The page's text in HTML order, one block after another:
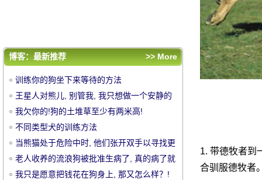
中
1. 带德牧者到
合驯服德牧者
评论排行
不同类型犬的训练方法
当熊猫处于危险中时, 他们张开双手以寻找更
大的相互威慑。太可爱了 ~
老人收养的流浪狗被批准生病了, 真的病了就
是不闭嘴的人
我只是愿意把钱花在狗身上, 那又怎么样？!
博客：最新推荐 >> More
训练你的狗坐下来等待的方法
王星人对熊儿, 别管我, 我只想做一个安静的
狗子!
我欠你的!狗的土堆草至少有两米高!
不同类型犬的训练方法
当熊猫处于危险中时, 他们张开双手以寻找更
大的相互威慑。太可爱了 ~
老人收养的流浪狗被批准生病了, 真的病了就
是不闭嘴的人
我只是愿意把钱花在狗身上, 那又怎么样？!